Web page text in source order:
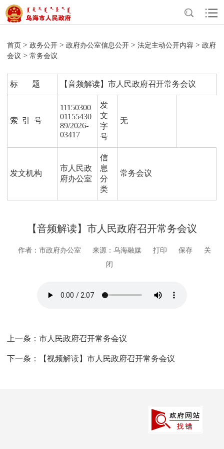
首页 >政务公开 >政府办公室信息公开 >法定主动公开内容 >政府
会议 >常务会议
标 题 【音频解读】市人民政府召开常务会议
索 引 号
11150300
01155430
89/2026-
03417
发
文
字
号
无
发文机构
市人民政
府办公室
信
息
分
类
常务会议
【音频解读】市人民政府召开常务会议
作者：市政府办公室 来源：乌海融媒 打印 保存
关
闭
上一条：市人民政府召开常务会议
下一条： 【视频解读】市人民政府召开常务会议